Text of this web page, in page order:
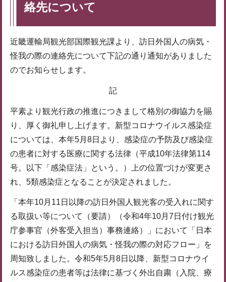
絡先について
近畿運輸局観光部国際観光課より、訪日外国人の病気・
怪我の際の連絡先について下記の通り通知がありました
のでお知らせします。
記
平素より観光行政の推進につきまして格別の御協力を賜
り、厚く御礼申し上げます。新型コロナウイルス感染症
については、本年5月8日より、感染症の予防及び感染症
の患者に対する医療に関する法律（平成10年法律第114
号。以下「感染症法」という。）上の位置づけが変更さ
れ、5類感染症となることが決定されました。
「本年10月11日以降の訪日外国人観光客の受入れに関す
る取扱い等について（要請）（令和4年10月7日付け観光
庁参事官（外客受入担当）事務連絡）」において「日本
における訪日外国人の病気・怪我の際の対応フロー」を
周知致しました。令和5年5月8日以降、新型コロナウイ
ルス感染症の患者等は法律に基づく外出自粛（入院、療